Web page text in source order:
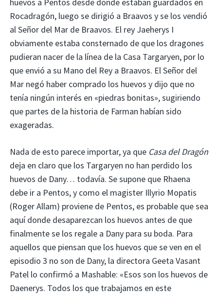
Rocadragón, luego se dirigió a Braavos y se los vendió
al Señor del Mar de Braavos. El rey Jaeherys I
obviamente estaba consternado de que los dragones
pudieran nacer de la línea de la Casa Targaryen, por lo
que envió a su Mano del Rey a Braavos. El Señor del
Mar negó haber comprado los huevos y dijo que no
tenía ningún interés en «piedras bonitas», sugiriendo
que partes de la historia de Farman habían sido
exageradas.
Nada de esto parece importar, ya que Casa del Dragón
deja en claro que los Targaryen no han perdido los
huevos de Dany… todavía. Se supone que Rhaena
debe ir a Pentos, y como el magister Illyrio Mopatis
(Roger Allam) proviene de Pentos, es probable que sea
aquí donde desaparezcan los huevos antes de que
finalmente se los regale a Dany para su boda. Para
aquellos que piensan que los huevos que se ven en el
episodio 3 no son de Dany, la directora Geeta Vasant
Patel lo confirmó a Mashable: «Esos son los huevos de
Daenerys. Todos los que trabajamos en este